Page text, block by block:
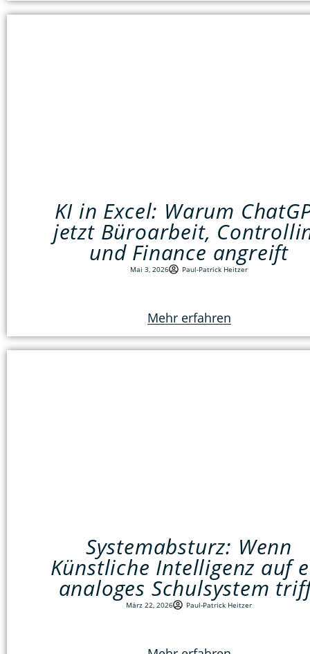
KI in Excel: Warum
jetzt Büroarbeit,
und Finance angreift
Mai 3, 2026 Paul-Patrick Heitzer
Mehr erfahren
Systemabsturz: Wenn
Künstliche Intelligenz auf
analoges Schulsystem
März 22, 2026 Paul-Patrick Heitzer